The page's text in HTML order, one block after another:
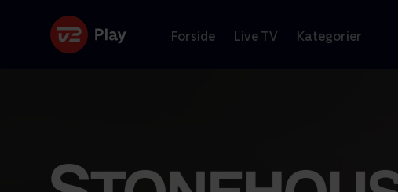
Forside Live TV Kategorier